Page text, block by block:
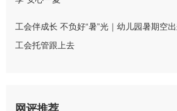
工会伴成长 不负好“暑”光｜幼儿园暑期空出
工会托管跟上去
网评推荐